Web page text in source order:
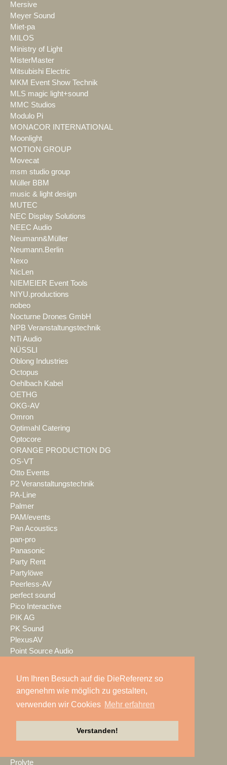
Um Ihren Besuch auf die DieReferenz so
angenehm wie möglich zu gestalten,
verwenden wir Cookies Mehr erfahren
Verstanden!
Mersive
Meyer Sound
Miet-pa
MILOS
Ministry of Light
MisterMaster
Mitsubishi Electric
MKM Event Show Technik
MLS magic light+sound
MMC Studios
Modulo Pi
MONACOR INTERNATIONAL
Moonlight
MOTION GROUP
Movecat
msm studio group
Müller BBM
music & light design
MUTEC
NEC Display Solutions
NEEC Audio
Neumann&Müller
Neumann.Berlin
Nexo
NicLen
NIEMEIER Event Tools
NIYU.productions
nobeo
Nocturne Drones GmbH
NPB Veranstaltungstechnik
NTi Audio
NÜSSLI
Oblong Industries
Octopus
Oehlbach Kabel
OETHG
OKG-AV
Omron
Optimahl Catering
Optocore
ORANGE PRODUCTION DG
OS-VT
Otto Events
P2 Veranstaltungstechnik
PA-Line
Palmer
PAM/events
Pan Acoustics
pan-pro
Panasonic
Party Rent
Partylöwe
Peerless-AV
perfect sound
Pico Interactive
PIK AG
PK Sound
PlexusAV
Point Source Audio
PRG
Pro Audio-Technik
Prolight + Sound Frankfurt
Prolyte